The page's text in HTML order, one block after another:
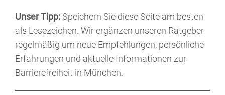
Unser Tipp: Speichern Sie diese Seite am besten
als Lesezeichen. Wir ergänzen unseren Ratgeber
regelmäßig um neue Empfehlungen, persönliche
Erfahrungen und aktuelle Informationen zur
Barrierefreiheit in München.